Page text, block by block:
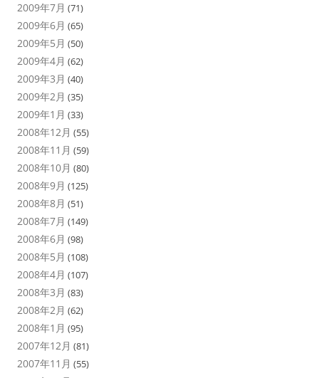
2009年7月 (71)
2009年6月 (65)
2009年5月 (50)
2009年4月 (62)
2009年3月 (40)
2009年2月 (35)
2009年1月 (33)
2008年12月 (55)
2008年11月 (59)
2008年10月 (80)
2008年9月 (125)
2008年8月 (51)
2008年7月 (149)
2008年6月 (98)
2008年5月 (108)
2008年4月 (107)
2008年3月 (83)
2008年2月 (62)
2008年1月 (95)
2007年12月 (81)
2007年11月 (55)